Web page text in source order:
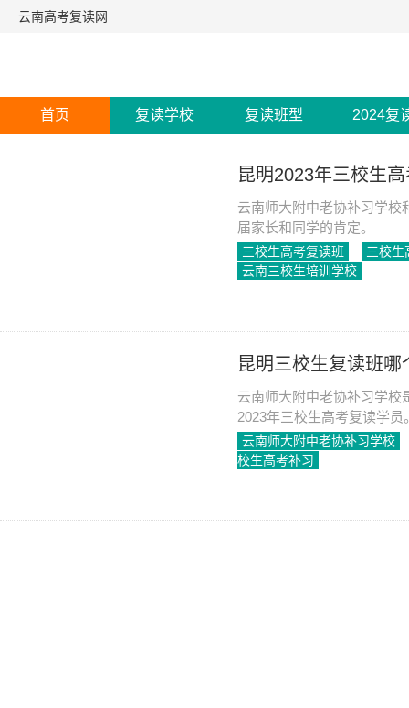
云南高考复读网
首页 复读学校 复读班型 2024复
昆明2023年三校生
云南师大附中老协补习学校
届家长和同学的肯定。
三校生高考复读班
三校生
云南三校生培训学校
昆明三校生复读班
云南师大附中老协补习学校
2023年三校生高考复读学员
云南师大附中老协补习学校
校生高考补习